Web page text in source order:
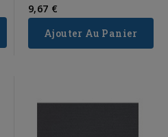
9,67 €
Ajouter Au Panier